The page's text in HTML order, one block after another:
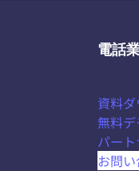
電話
資料
無料
パー
お問